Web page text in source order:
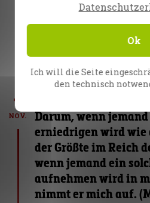
so kraftvoll, Jesus und
kamen und berührten
Männer hatte Tränen in
retten kann!!!!
7
NOV.
Darum, wenn
erniedrigen wird wie
der Größte im Reich
wenn jemand ein
aufnehmen wird in
nimmt er mich auf.
Ok
Ich will die Seite
den technisch